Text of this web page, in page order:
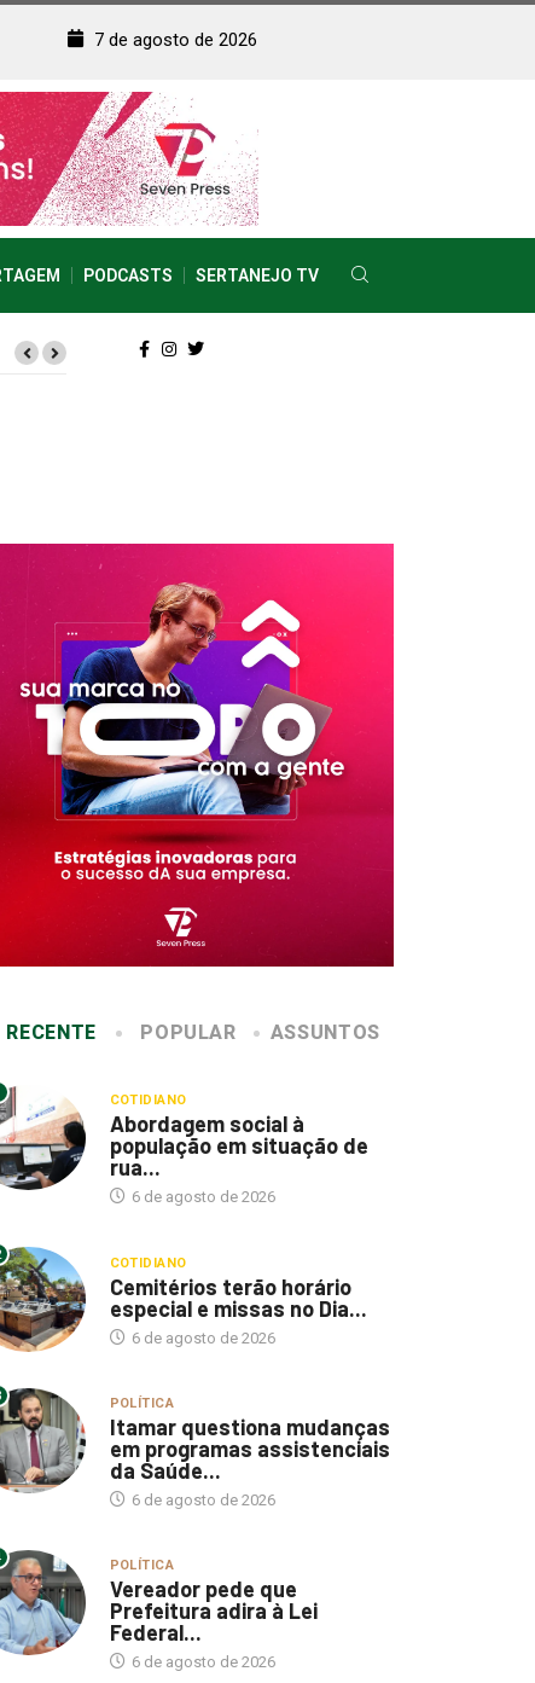
7 de agosto de 2026
PODCASTS SERTANEJO TV
RECENTE POPULAR ASSUNTOS
COTIDIANO
Abordagem social à
população em situação de
rua...
6 de agosto de 2026
COTIDIANO
Cemitérios terão horário
especial e missas no Dia...
6 de agosto de 2026
POLÍTICA
Itamar questiona mudanças
em programas assistenciais
da Saúde...
6 de agosto de 2026
POLÍTICA
Vereador pede que
Prefeitura adira à Lei
Federal...
6 de agosto de 2026